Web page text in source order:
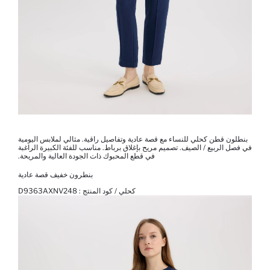
بنطلون قطن كحلي للنساء مع قصة عادية وتفاصيل راقية. مثالي لملابس اليومية
في فصل الربيع / الصيف. تصميم مريح بإغلاق برباط. مناسب للفئة الكبيرة الراغبة
في قطع المحبوك ذات الجودة العالية والمريحة.
بنطرون خفيف قصة عادية
كحلي / كود المنتج : D9363AXNV248